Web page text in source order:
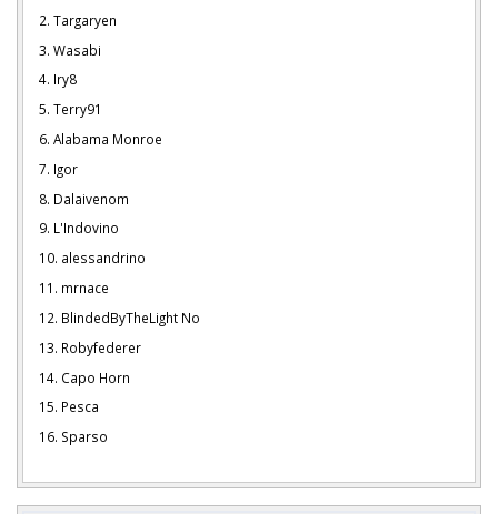
2. Targaryen
3. Wasabi
4. Iry8
5. Terry91
6. Alabama Monroe
7. Igor
8. Dalaivenom
9. L'Indovino
10. alessandrino
11. mrnace
12. BlindedByTheLight No
13. Robyfederer
14. Capo Horn
15. Pesca
16. Sparso